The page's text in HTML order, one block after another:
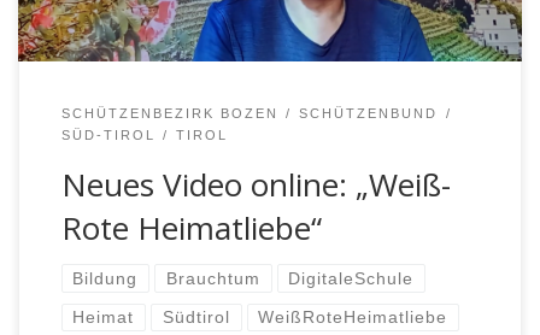
SCHÜTZENBEZIRK BOZEN
SCHÜTZENBUND
SÜD-TIROL
TIROL
Neues Video online: „Weiß-
Rote Heimatliebe“
Bildung Brauchtum DigitaleSchule
Heimat Südtirol WeißRoteHeimatliebe